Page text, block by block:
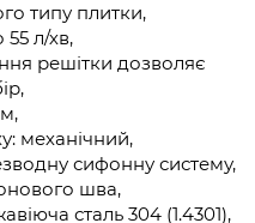
типу плитки,
55 л/хв,
решітки дозволяє
механічний,
сифонну систему,
шва,
сталь 304 (1.4301),